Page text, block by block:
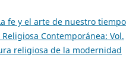
fe y el arte de nuestro tiempo
Contemporánea: Vol.
religiosa de la modernidad